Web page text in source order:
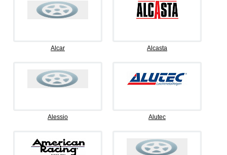
Alcar Alcasta
Alessio Alutec